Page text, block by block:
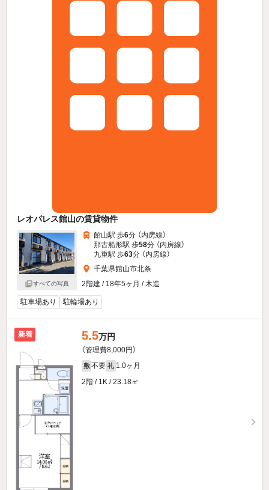
レオパレス館山の賃貸物件
すべての写真
館山駅 歩6分 （内房線）
那古船形駅 歩58分 （内房線）
九重駅 歩63分 （内房線）
千葉県館山市北条
2階建 / 18年5ヶ月 / 木造
駐車場あり 駐輪場あり
新着 5.5万円
（管理費8,000円）
敷 不要 礼 1.0ヶ月
2階 / 1K / 23.18㎡